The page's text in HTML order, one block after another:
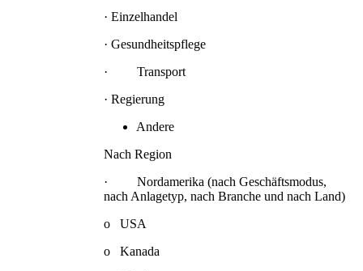
· Einzelhandel
· Gesundheitspflege
· Transport
· Regierung
Andere
Nach Region
· Nordamerika (nach Geschäftsmodus,
nach Anlagetyp, nach Branche und nach Land)
o USA
o Kanada